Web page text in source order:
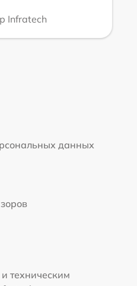
Infratech
данных
техническим